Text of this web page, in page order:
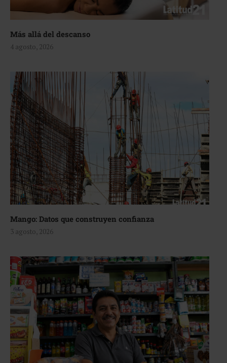
Más allá del descanso
4 agosto, 2026
Mango: Datos que construyen confianza
3 agosto, 2026